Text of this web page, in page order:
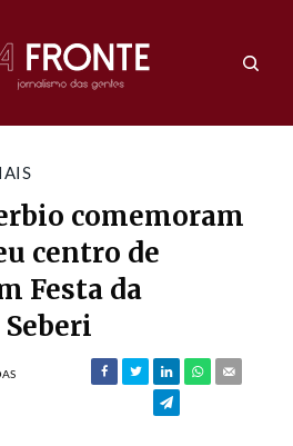
comemoram
centro de
Festa da